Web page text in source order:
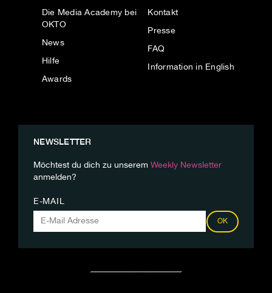
Die Media Academy bei
OKTO
News
Hilfe
Awards
Kontakt
Presse
FAQ
Information in English
NEWSLETTER
Möchtest du dich zu unserem Weekly Newsletter
anmelden?
E-MAIL
OK